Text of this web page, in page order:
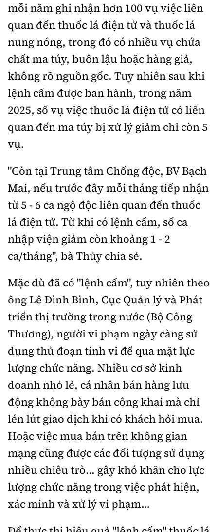
Ẩm thực
Camera giao thông
Câu chuyện giao thông
Giải trí - Thể thao
Cơ quan chủ quản: Bộ Xây dựng
Giấy phép số: 03/GP-BVHTTDL, cấp ngày 1/4/2025.
Tòa soạn: Số 2 Nguyễn Công Hoan, phường Giảng Võ,
Hà Nội.
Tổng biên tập:Nguyễn Thị Hồng Nga
Phó Tổng biên tập: Nguyễn Sơn Tùng,
Nguyễn Đức Thắng, La Đức Hùng
Hotline:
bandoc@baoxaydung.vn
Cấm sao chép dưới mọi hình thức nếu không có sự
chấp thuận bằng văn bản.
soạn
mỗi năm ghi nhận hơn 100 vụ việc liên
quan đến thuốc lá điện tử và thuốc lá
nung nóng, trong đó có nhiều vụ chứa
chất ma túy, buôn lậu hoặc hàng giả,
không rõ nguồn gốc. Tuy nhiên sau khi
lệnh cấm được ban hành, trong năm
2025, số vụ việc thuốc lá điện tử có liên
quan đến ma túy bị xử lý giảm chỉ còn 5
vụ.
"Còn tại Trung tâm Chống độc, BV Bạch
Mai, nếu trước đây mỗi tháng tiếp nhận
từ 5 - 6 ca ngộ độc liên quan đến thuốc
lá điện tử. Từ khi có lệnh cấm, số ca
nhập viện giảm còn khoảng 1 - 2
ca/tháng", bà Thủy chia sẻ.
Mặc dù đã có "lệnh cấm", tuy nhiên theo
ông Lê Đình Bình, Cục Quản lý và Phát
triển thị trường trong nước (Bộ Công
Thương), người vi phạm ngày càng sử
dụng thủ đoạn tinh vi để qua mặt lực
lượng chức năng. Nhiều cơ sở kinh
doanh nhỏ lẻ, cá nhân bán hàng lưu
động không bày bán công khai mà chỉ
lén lút giao dịch khi có khách hỏi mua.
Hoặc việc mua bán trên không gian
mạng cũng được các đối tượng sử dụng
nhiều chiêu trò... gây khó khăn cho lực
lượng chức năng trong việc phát hiện,
xác minh và xử lý vi phạm…